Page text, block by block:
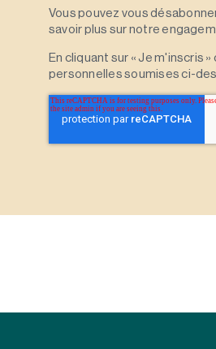
Vous pouvez vous
savoir plus sur notre
En cliquant sur « Je
personnelles soumises ci-